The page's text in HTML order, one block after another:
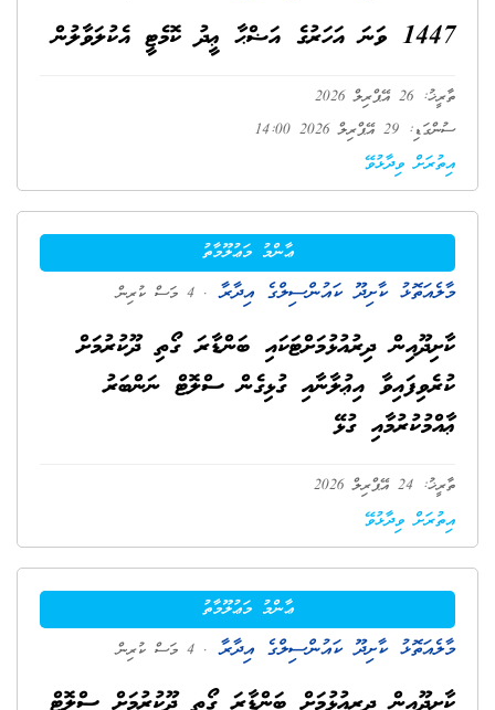
1447 ވަނަ އަހަރުގެ އަޟްޙާ ޢީދު ކޮމެޓީ އެކުލަވާލުން
ތާރީޚު: 26 އޭޕްރިލް 2026
ސުންގަޑި: 29 އޭޕްރިލް 2026 14:00
އިތުރަށް ވިދާޅުވޭ
ޢާންމު މަޢުލޫމާތު
މާލެއަތޮޅު ކާށިދޫ ކައުންސިލްގެ އިދާރާ . 4 މަސް ކުރިން
ކާށިދޫއިން ދިރުއުޅުމަށްޓަކައި ބަންޑާރަ ގޯތި ދޫކުރުމަށް
ކުރެވިފައިވާ އިޢުލާނާއި ގުޅިގެން ސްލޮޓް ނަންބަރު
ޢާއްމުކުރުމާއި ގުޅޭ
ތާރީޚު: 24 އޭޕްރިލް 2026
އިތުރަށް ވިދާޅުވޭ
ޢާންމު މަޢުލޫމާތު
މާލެއަތޮޅު ކާށިދޫ ކައުންސިލްގެ އިދާރާ . 4 މަސް ކުރިން